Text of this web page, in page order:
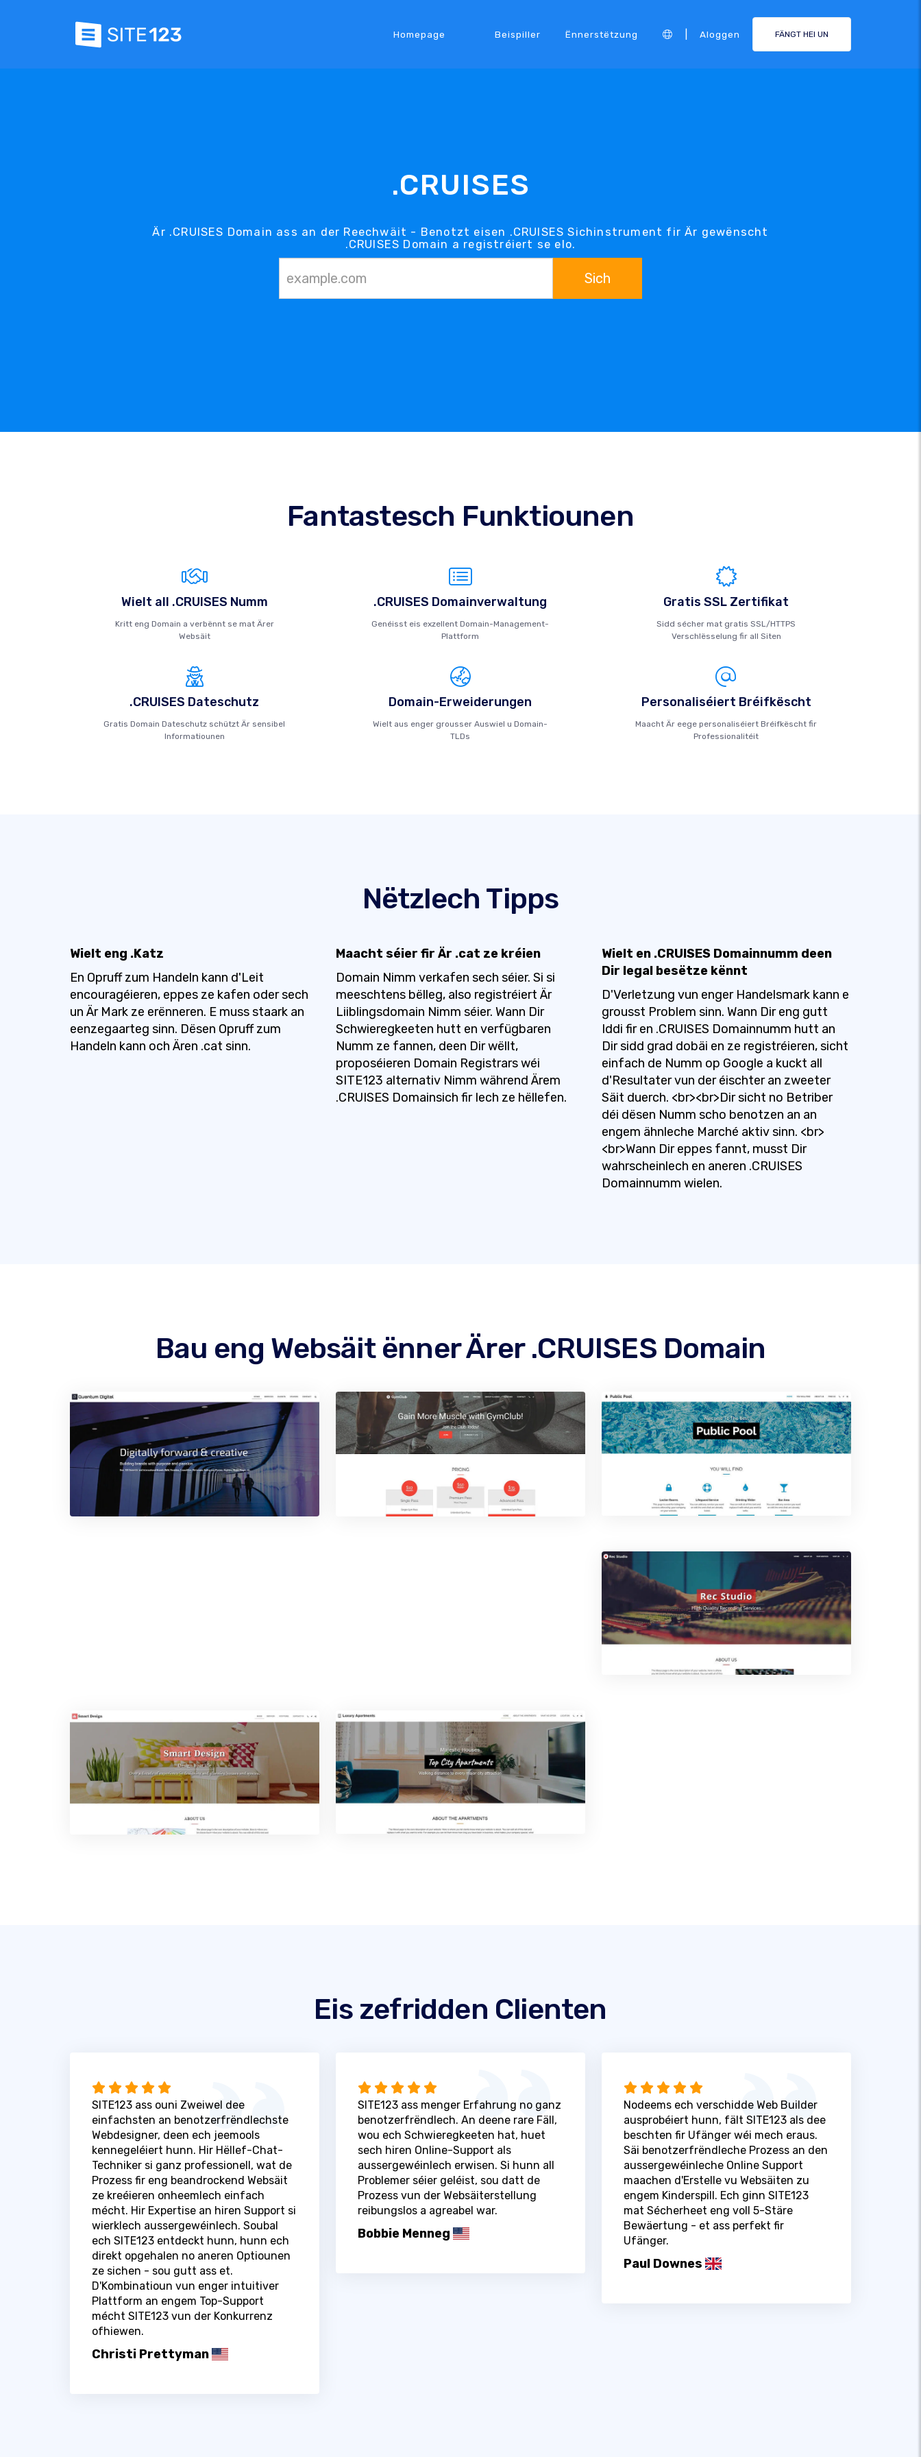
Homepage Beispiller Ënnerstëtzung Aloggen FÄNGT HEI UN
.CRUISES
Är .CRUISES Domain ass an der Reechwäit - Benotzt eisen .CRUISES Sichinstrument fir Är gewënscht
.CRUISES Domain a registréiert se elo.
Sich
Fantastesch Funktiounen
Wielt all .CRUISES Numm
Kritt eng Domain a verbënnt se mat Ärer
Websäit
.CRUISES Domainverwaltung
Genéisst eis exzellent Domain-Management-
Plattform
Gratis SSL Zertifikat
Sidd sécher mat gratis SSL/HTTPS
Verschlësselung fir all Siten
.CRUISES Dateschutz
Gratis Domain Dateschutz schützt Är sensibel
Informatiounen
Domain-Erweiderungen
Wielt aus enger grousser Auswiel u Domain-
TLDs
Personaliséiert Bréifkëscht
Maacht Är eege personaliséiert Bréifkëscht fir
Professionalitéit
Nëtzlech Tipps
Wielt eng .Katz
En Opruff zum Handeln kann d'Leit
encouragéieren, eppes ze kafen oder sech
un Är Mark ze erënneren. E muss staark an
eenzegaarteg sinn. Dësen Opruff zum
Handeln kann och Ären .cat sinn.
Maacht séier fir Är .cat ze kréien
Domain Nimm verkafen sech séier. Si si
meeschtens bëlleg, also registréiert Är
Liiblingsdomain Nimm séier. Wann Dir
Schwieregkeeten hutt en verfügbaren
Numm ze fannen, deen Dir wëllt,
proposéieren Domain Registrars wéi
SITE123 alternativ Nimm während Ärem
.CRUISES Domainsich fir Iech ze hëllefen.
Wielt en .CRUISES Domainnumm deen
Dir legal besëtze kënnt
D'Verletzung vun enger Handelsmark kann e
grousst Problem sinn. Wann Dir eng gutt
Iddi fir en .CRUISES Domainnumm hutt an
Dir sidd grad dobäi en ze registréieren, sicht
einfach de Numm op Google a kuckt all
d'Resultater vun der éischter an zweeter
Säit duerch. <br><br>Dir sicht no Betriber
déi dësen Numm scho benotzen an an
engem ähnleche Marché aktiv sinn. <br>
<br>Wann Dir eppes fannt, musst Dir
wahrscheinlech en aneren .CRUISES
Domainnumm wielen.
Bau eng Websäit ënner Ärer .CRUISES Domain
Eis zefridden Clienten
SITE123 ass ouni Zweiwel dee
einfachsten an benotzerfrëndlechste
Webdesigner, deen ech jeemools
kennegeléiert hunn. Hir Hëllef-Chat-
Techniker si ganz professionell, wat de
Prozess fir eng beandrockend Websäit
ze kreéieren onheemlech einfach
mécht. Hir Expertise an hiren Support si
wierklech aussergewéinlech. Soubal
ech SITE123 entdeckt hunn, hunn ech
direkt opgehalen no aneren Optiounen
ze sichen - sou gutt ass et.
D'Kombinatioun vun enger intuitiver
Plattform an engem Top-Support
mécht SITE123 vun der Konkurrenz
ofhiewen.
Christi Prettyman
SITE123 ass menger Erfahrung no ganz
benotzerfrëndlech. An deene rare Fäll,
wou ech Schwieregkeeten hat, huet
sech hiren Online-Support als
aussergewéinlech erwisen. Si hunn all
Problemer séier geléist, sou datt de
Prozess vun der Websäiterstellung
reibungslos a agreabel war.
Bobbie Menneg
Nodeems ech verschidde Web Builder
ausprobéiert hunn, fält SITE123 als dee
beschten fir Ufänger wéi mech eraus.
Säi benotzerfrëndleche Prozess an den
aussergewéinleche Online Support
maachen d'Erstelle vu Websäiten zu
engem Kinderspill. Ech ginn SITE123
mat Sécherheet eng voll 5-Stäre
Bewäertung - et ass perfekt fir
Ufänger.
Paul Downes